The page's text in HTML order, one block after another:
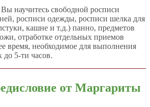
научитесь свободной росписи
росписи одежды, росписи шелка для
кашне и т.д.) панно, предметов
отработке отдельных приемов
время, необходимое для выполнения
до 5-ти часов.
от Маргариты